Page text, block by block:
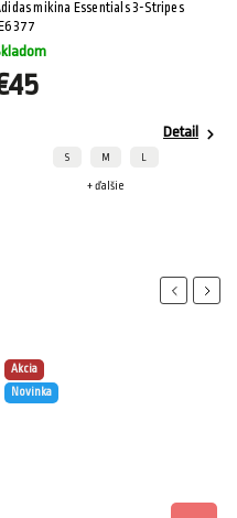
mikina Essentials 3-Stripes
Detail
S M
+ ďalšie
Previous
Akcia
Novinka
Next